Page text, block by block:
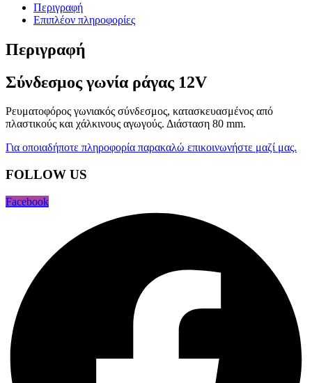
Περιγραφή
Επιπλέον πληροφορίες
Περιγραφή
Σύνδεσμος γωνία ράγας 12V
Ρευματοφόρος γωνιακός σύνδεσμος, κατασκευασμένος από
πλαστικούς και χάλκινους αγωγούς. Διάσταση 80 mm.
Για οποιαδήποτε πληροφορία παρακαλώ επικοινωνήστε μαζί μας.
FOLLOW US
Facebook